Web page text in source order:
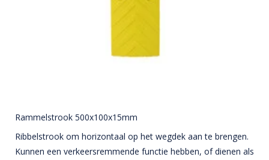
Rammelstrook 500x100x15mm
Ribbelstrook om horizontaal op het wegdek aan te brengen.
Kunnen een verkeersremmende functie hebben, of dienen als